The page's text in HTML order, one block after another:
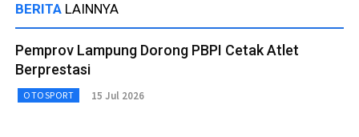
BERITA LAINNYA
Pemprov Lampung Dorong PBPI Cetak Atlet
Berprestasi
OTOSPORT 15 Jul 2026